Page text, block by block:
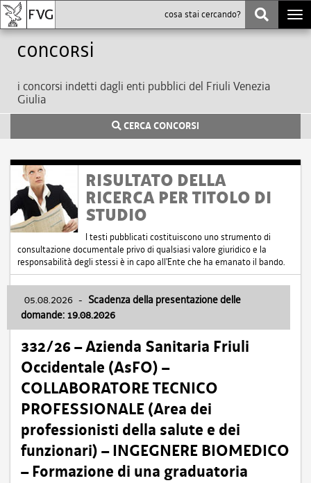
Concorsi
i concorsi indetti dagli enti pubblici del Friuli Venezia
Giulia
CERCA CONCORSI
RISULTATO DELLA
RICERCA PER TITOLO DI
STUDIO
I testi pubblicati costituiscono uno strumento di
consultazione documentale privo di qualsiasi valore giuridico e la
responsabilità degli stessi è in capo all'Ente che ha emanato il bando.
05.08.2026 - Scadenza della presentazione delle
domande: 19.08.2026
332/26 – Azienda Sanitaria Friuli
Occidentale (AsFO) –
COLLABORATORE TECNICO
PROFESSIONALE (Area dei
professionisti della salute e dei
funzionari) – INGEGNERE BIOMEDICO
– Formazione di una graduatoria